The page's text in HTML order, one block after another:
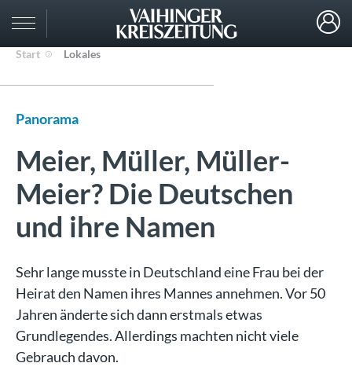
Start Lokales
Panorama
Meier, Müller, Müller-
Meier? Die Deutschen
und ihre Namen
Sehr lange musste in Deutschland eine Frau bei der
Heirat den Namen ihres Mannes annehmen. Vor 50
Jahren änderte sich dann erstmals etwas
Grundlegendes. Allerdings machten nicht viele
Gebrauch davon.